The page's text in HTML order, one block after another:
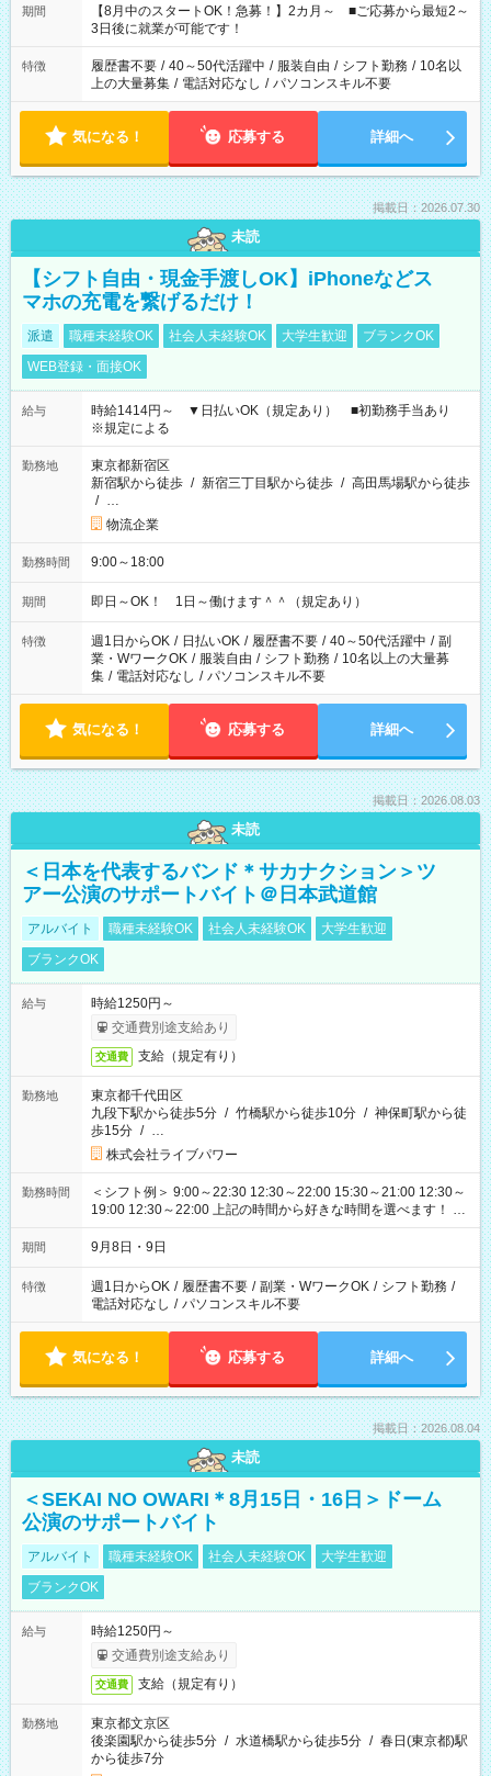
「できれば残業はしたくない」 など、ご希望を教えてください
ね。 ※Wワーク希望の方へ 今ご覧のお仕事で希望する勤務時間
と、もう1つのお仕事の勤務時間。 合計で週40時間を超える場
合は応募できません。
期間
【8月中のスタートOK！急募！】2カ月～ ■ご応募から最短2～
3日後に就業が可能です！
特徴 履歴書不要 / 40～50代活躍中 / 服装自由 / シフト勤務 / 10名以
上の大量募集 / 電話対応なし / パソコンスキル不要
気になる！ 応募する 詳細へ
掲載日：2026.07.30
未読
【シフト自由・現金手渡しOK】iPhoneなどス
マホの充電を繋げるだけ！
派遣 職種未経験OK 社会人未経験OK 大学生歓迎
ブランクOK
WEB登録・面接OK
給与
時給1414円～ ▼日払いOK（規定あり） ■初勤務手当あり
※規定による
勤務地
東京都新宿区
新宿駅から徒歩 / 新宿三丁目駅から徒歩 / 高田馬場駅から徒歩
/ …
物流企業
勤務時間 9:00～18:00
期間 即日～OK！ 1日～働けます＾＾（規定あり）
特徴 週1日からOK / 日払いOK / 履歴書不要 / 40～50代活躍中 / 副
業・WワークOK / 服装自由 / シフト勤務 / 10名以上の大量募
集 / 電話対応なし / パソコンスキル不要
気になる！ 応募する 詳細へ
掲載日：2026.08.03
未読
＜日本を代表するバンド＊サカナクション＞ツ
アー公演のサポートバイト＠日本武道館
アルバイト 職種未経験OK 社会人未経験OK
大学生歓迎
ブランクOK
給与
時給1250円～
交通費別途支給あり
交通費 支給（規定有り）
勤務地
東京都千代田区
九段下駅から徒歩5分 / 竹橋駅から徒歩10分 / 神保町駅から徒
歩15分 / …
株式会社ライブパワー
勤務時間
＜シフト例＞ 9:00～22:30 12:30～22:00 15:30～21:00 12:30～
19:00 12:30～22:00 上記の時間から好きな時間を選べます！ ※
時間は変更となる可能性があります
期間 9月8日・9日
特徴 週1日からOK / 履歴書不要 / 副業・WワークOK / シフト勤務 /
電話対応なし / パソコンスキル不要
気になる！ 応募する 詳細へ
掲載日：2026.08.04
未読
＜SEKAI NO OWARI＊8月15日・16日＞ドーム
公演のサポートバイト
アルバイト 職種未経験OK 社会人未経験OK
大学生歓迎
ブランクOK
給与
時給1250円～
交通費別途支給あり
交通費 支給（規定有り）
勤務地
東京都文京区
後楽園駅から徒歩5分 / 水道橋駅から徒歩5分 / 春日(東京都)駅
から徒歩7分